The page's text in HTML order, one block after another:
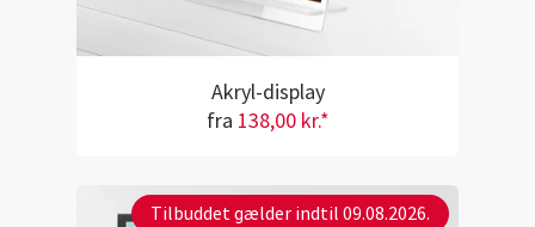
Akryl-display
fra 138,00 kr.*
Tilbuddet gælder indtil 09.08.2026.